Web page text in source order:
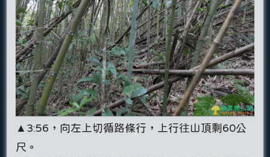
▲3:56，向左上切循路條行，上行往山頂剩60公
尺。